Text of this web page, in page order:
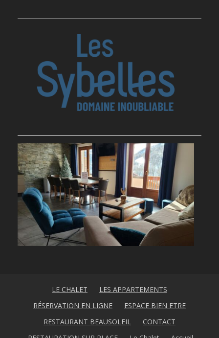
LE CHALET
LES APPARTEMENTS
RÉSERVATION EN LIGNE
ESPACE BIEN ETRE
RESTAURANT BEAUSOLEIL
CONTACT